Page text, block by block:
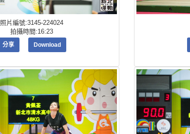
照片編號:3145-224024
拍攝時間:16:23
分享 Download